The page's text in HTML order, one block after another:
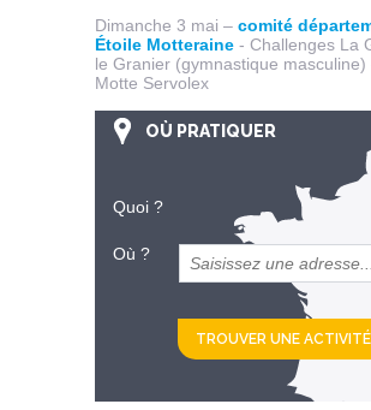
Dimanche 3 mai – comité
Étoile Motteraine - Challenges La
le Granier (gymnastique masculine)
Motte Servolex
OÙ PRATIQUER
Quoi ?
Où ?
et
km alentour